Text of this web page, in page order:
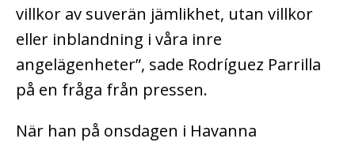
villkor av suverän jämlikhet, utan villkor
eller inblandning i våra inre
angelägenheter”, sade Rodríguez Parrilla
på en fråga från pressen.
När han på onsdagen i Havanna